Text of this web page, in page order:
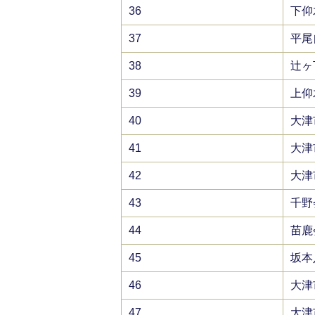
36 下
37 平
38 辻
39 上
40 大
41 大
42 大
43 千
44 苗
45 坂
46 大
47 大